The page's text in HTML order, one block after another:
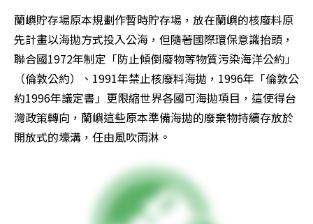
蘭嶼貯存場原本規劃作暫時貯存場，放在蘭嶼的核廢料原
先計畫以海拋方式投入公海，但隨著國際環保意識抬頭，
聯合國1972年制定「防止傾倒廢物等物質污染海洋公約」
（倫敦公約）、1991年禁止核廢料海拋，1996年「倫敦公
約1996年議定書」更限縮世界各國可海拋項目，這使得台
灣政策轉向，蘭嶼這些原本準備海拋的廢棄物持續存放於
開放式的壕溝，任由風吹雨淋。